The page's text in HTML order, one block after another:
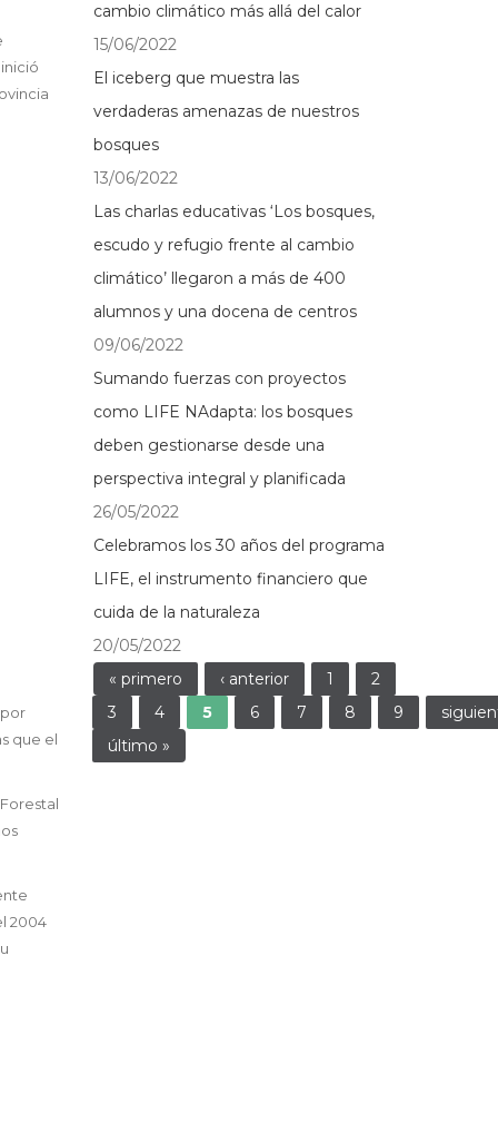
que el
2004
cambio climático más allá del calor
15/06/2022
El iceberg que muestra las
verdaderas amenazas de nuestros
bosques
13/06/2022
Las charlas educativas ‘Los bosques,
escudo y refugio frente al cambio
climático’ llegaron a más de 400
alumnos y una docena de centros
09/06/2022
Sumando fuerzas con proyectos
como LIFE NAdapta: los bosques
deben gestionarse desde una
perspectiva integral y planificada
26/05/2022
Celebramos los 30 años del programa
LIFE, el instrumento financiero que
cuida de la naturaleza
20/05/2022
Páginas
« primero ‹ anterior 1
2
3
4 5 6 7 8 9
último »